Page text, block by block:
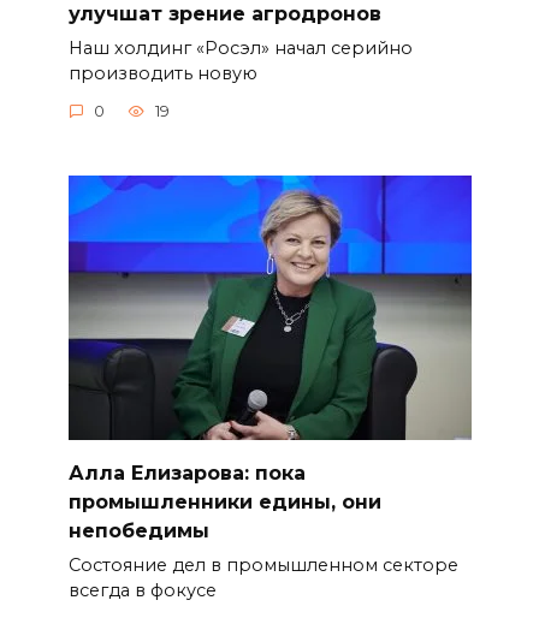
улучшат зрение агродронов
Наш холдинг «Росэл» начал серийно
производить новую
0 19
Алла Елизарова: пока
промышленники едины, они
непобедимы
Состояние дел в промышленном секторе
всегда в фокусе